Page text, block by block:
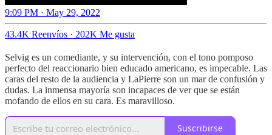
9:09 PM · May 29, 2022
43.4K Reenvíos · 202K Me gusta
Selvig es un comediante, y su intervención, con el tono pomposo
perfecto del reaccionario bien educado americano, es impecable. Las
caras del resto de la audiencia y LaPierre son un mar de confusión y
dudas. La inmensa mayoría son incapaces de ver que se están
mofando de ellos en su cara. Es maravilloso.
Suscribirse